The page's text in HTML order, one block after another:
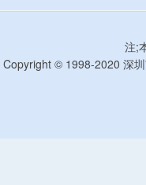
注;
Copyright © 1998-2020 深